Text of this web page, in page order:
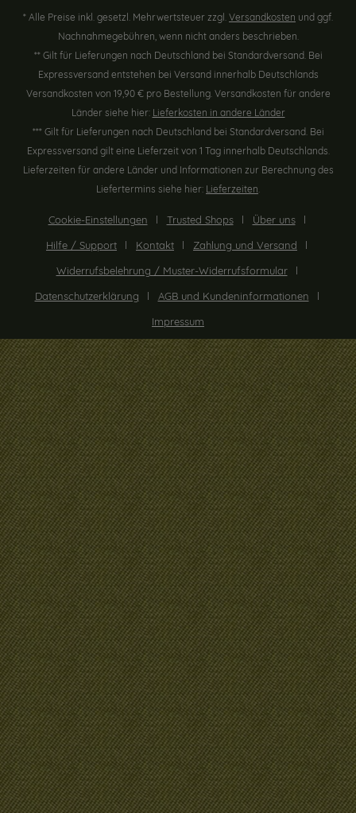
* Alle Preise inkl. gesetzl. Mehrwertsteuer zzgl. Versandkosten und ggf.
Nachnahmegebühren, wenn nicht anders beschrieben.
** Gilt für Lieferungen nach Deutschland bei Standardversand. Bei
Expressversand entstehen bei Versand innerhalb Deutschlands
Versandkosten von 19,90 € pro Bestellung. Versandkosten für andere
Länder siehe hier: Lieferkosten in andere Länder
*** Gilt für Lieferungen nach Deutschland bei Standardversand. Bei
Expressversand gilt eine Lieferzeit von 1 Tag innerhalb Deutschlands.
Lieferzeiten für andere Länder und Informationen zur Berechnung des
Liefertermins siehe hier: Lieferzeiten.
Cookie-Einstellungen Trusted Shops
Über uns
Hilfe / Support
Kontakt
Zahlung und Versand
Widerrufsbelehrung / Muster-Widerrufsformular
Datenschutzerklärung
AGB und Kundeninformationen
Impressum